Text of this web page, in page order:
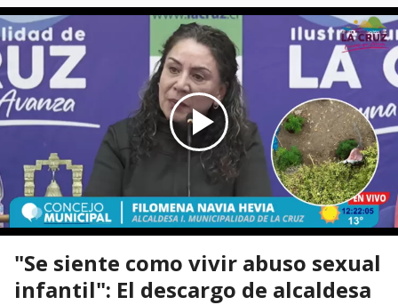
"Se siente como vivir abuso sexual
infantil": El descargo de alcaldesa